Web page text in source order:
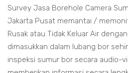
Survey Jasa Borehole Camera
Jakarta Pusat memantai /
Rusak atau Tidak Keluar Air
dimasukkan dalam lubang bor
inspeksi sumur bor secara audio-